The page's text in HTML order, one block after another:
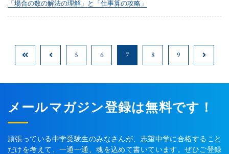
「場合の数の解法の理解」と「仕事算の攻略」
5 6 7 8 9
メールマガジン登録は無料です！
頑張っている中学受験生のみなさんが、志望中学に合格すること
だけを考えて、一通一通、魂を込めて書いています。ぜひご登録